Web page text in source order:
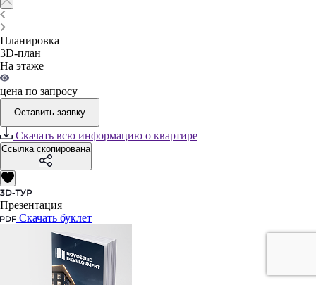
Планировка
3D-план
На этаже
цена по запросу
Оставить заявку
Скачать всю информацию о квартире
Ссылка скопирована
Презентация
Скачать буклет